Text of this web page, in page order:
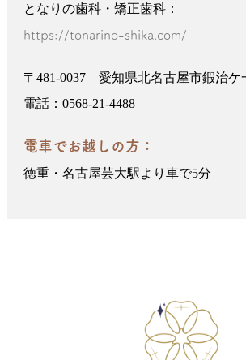
となりの歯科・矯正歯科：
https://tonarino-shika.com/
〒481-0037 愛知県北名古屋市鍜治ケ
電話：0568-21-4488
電車でお越しの方：
徳重・名古屋芸大駅より車で5分